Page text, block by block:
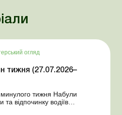
огляд
тижня (27.07.2026–
минулого тижня Набули
відпочинку водіїв